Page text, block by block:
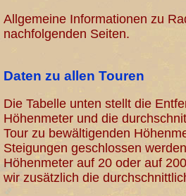
Allgemeine Informationen zu
nachfolgenden Seiten.
Daten zu allen Touren
Die Tabelle unten stellt die
Höhenmeter und die
Tour zu bewältigenden
Steigungen geschlossen
Höhenmeter auf 20 oder auf
wir zusätzlich die